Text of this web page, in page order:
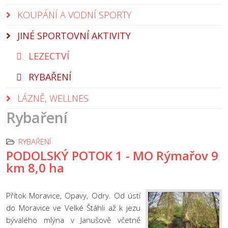
KOUPÁNÍ A VODNÍ SPORTY
JINÉ SPORTOVNÍ AKTIVITY
LEZECTVÍ
RYBAŘENÍ
LÁZNĚ, WELLNES
Rybaření
RYBAŘENÍ
PODOLSKÝ POTOK 1 - MO Rýmařov 9
km 8,0 ha
Přítok Moravice, Opavy, Odry. Od ústí
do Moravice ve Velké Štáhli až k jezu
bývalého mlýna v Janušově včetně